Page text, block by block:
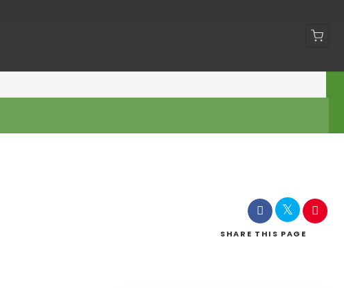
SHARE THIS PAGE